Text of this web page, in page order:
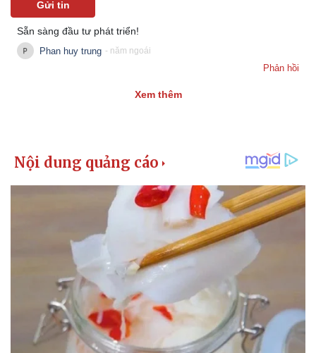
Gửi tin
Sẵn sàng đầu tư phát triển!
Phan huy trung - năm ngoái
Phản hồi
Xem thêm